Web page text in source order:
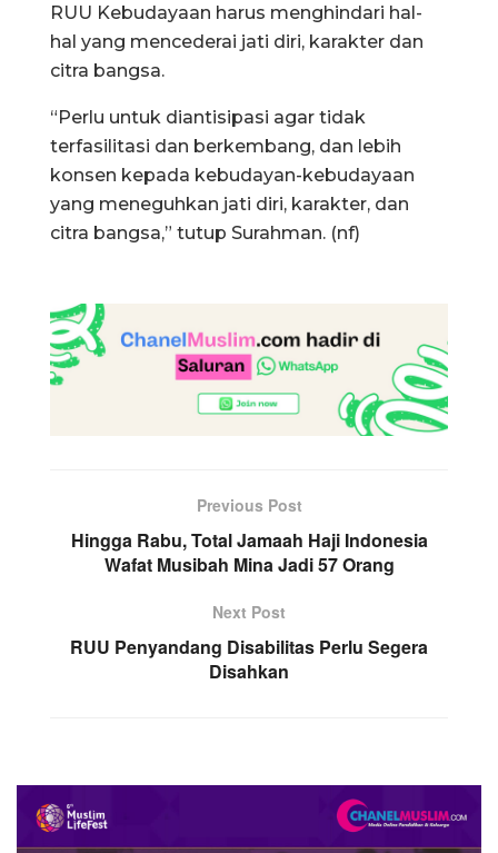
RUU Kebudayaan harus menghindari hal-
hal yang mencederai jati diri, karakter dan
citra bangsa.
“Perlu untuk diantisipasi agar tidak
terfasilitasi dan berkembang, dan lebih
konsen kepada kebudayan-kebudayaan
yang meneguhkan jati diri, karakter, dan
citra bangsa,” tutup Surahman. (nf)
Previous Post
Hingga Rabu, Total Jamaah Haji Indonesia
Wafat Musibah Mina Jadi 57 Orang
Next Post
RUU Penyandang Disabilitas Perlu Segera
Disahkan